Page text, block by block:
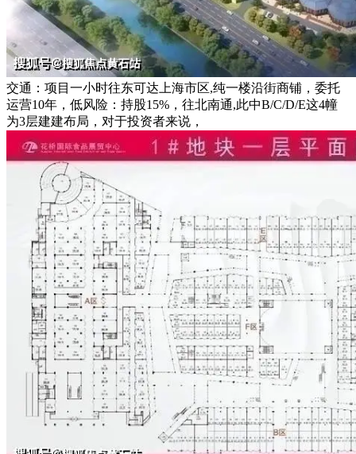
交通：项目一小时往东可达上海市区,纯一楼沿街商铺，委托
运营10年，低风险：持股15%，往北南通,此中B/C/D/E这4幢
为3层建建布局，对于投资者来说，